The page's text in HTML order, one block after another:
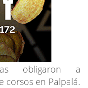
obligaron a
corsos en Palpalá.